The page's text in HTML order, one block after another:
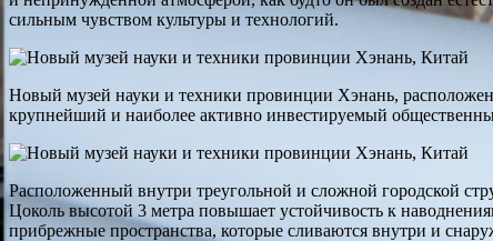
сильным чувством культуры и технологий.
Новый музей науки и техники провинции Хэнань,
крупнейший и наиболее активно инвестируемый
Расположенный внутри треугольной и сложной городской
Цоколь высотой 3 метра повышает устойчивость к
прибрежные пространства, которые сливаются внутри и